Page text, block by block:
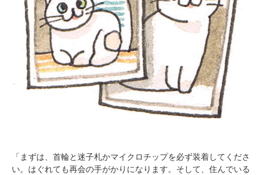
「まずは、首輪と迷子札かマイクロチップを必ず装着してくださ
い。はぐれても再会の手がかりになります。そして、住んでいる